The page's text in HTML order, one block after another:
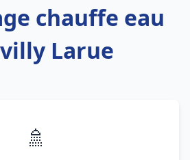
chauffe eau
Larue
🚿